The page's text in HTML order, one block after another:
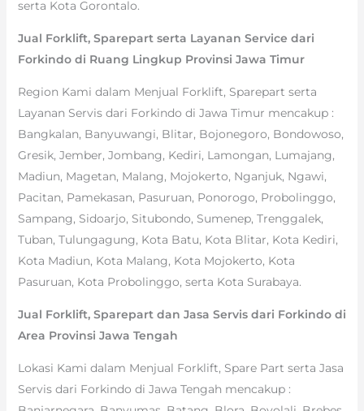
serta Kota Gorontalo.
Jual Forklift, Sparepart serta Layanan Service dari
Forkindo di Ruang Lingkup Provinsi Jawa Timur
Region Kami dalam Menjual Forklift, Sparepart serta
Layanan Servis dari Forkindo di Jawa Timur mencakup :
Bangkalan, Banyuwangi, Blitar, Bojonegoro, Bondowoso,
Gresik, Jember, Jombang, Kediri, Lamongan, Lumajang,
Madiun, Magetan, Malang, Mojokerto, Nganjuk, Ngawi,
Pacitan, Pamekasan, Pasuruan, Ponorogo, Probolinggo,
Sampang, Sidoarjo, Situbondo, Sumenep, Trenggalek,
Tuban, Tulungagung, Kota Batu, Kota Blitar, Kota Kediri,
Kota Madiun, Kota Malang, Kota Mojokerto, Kota
Pasuruan, Kota Probolinggo, serta Kota Surabaya.
Jual Forklift, Sparepart dan Jasa Servis dari Forkindo di
Area Provinsi Jawa Tengah
Lokasi Kami dalam Menjual Forklift, Spare Part serta Jasa
Servis dari Forkindo di Jawa Tengah mencakup :